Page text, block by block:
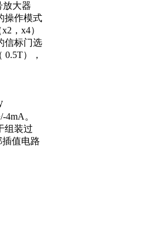
大器
操作模式
，x4）
信标门选
），
。
组装过
值电路